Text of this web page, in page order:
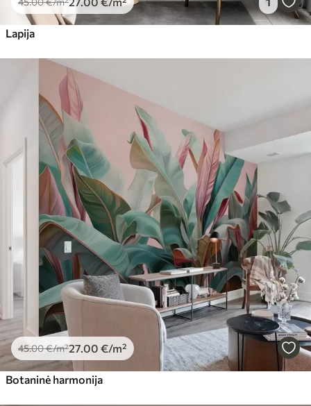
Lapija
45.00€/m²27 .00 €/m²
Botaninė harmonija